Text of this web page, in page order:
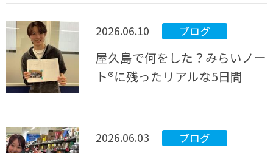
2026.06.10 ブログ
屋久島で何をした？みらいノー
ト®に残ったリアルな5日間
2026.06.03 ブログ